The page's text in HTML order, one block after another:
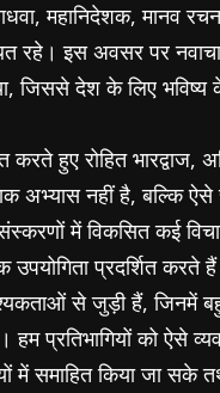
महानिदेशक, मानव रचना
रहे। इस अवसर पर
जिससे देश के लिए
हुए रोहित भारद्वाज,
अभ्यास नहीं है, बल्कि ऐसे
में विकसित कई
उपयोगिता प्रदर्शित
से जुड़ी हैं, जिनमें
हम प्रतिभागियों को ऐसे
में समाहित किया जा